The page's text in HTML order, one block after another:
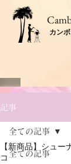
カン
記事
全ての記事
全ての記事
【新商品】シュ
コ